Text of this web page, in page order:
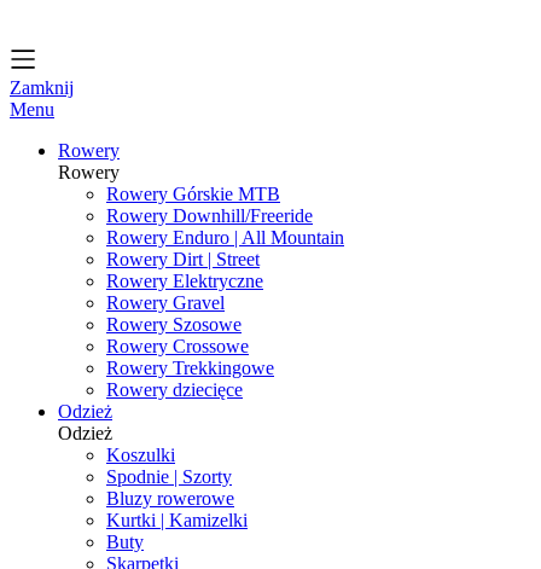
Zamknij
Menu
Rowery
Rowery
Rowery Górskie MTB
Rowery Downhill/Freeride
Rowery Enduro | All Mountain
Rowery Dirt | Street
Rowery Elektryczne
Rowery Gravel
Rowery Szosowe
Rowery Crossowe
Rowery Trekkingowe
Rowery dziecięce
Odzież
Odzież
Koszulki
Spodnie | Szorty
Bluzy rowerowe
Kurtki | Kamizelki
Buty
Skarpetki